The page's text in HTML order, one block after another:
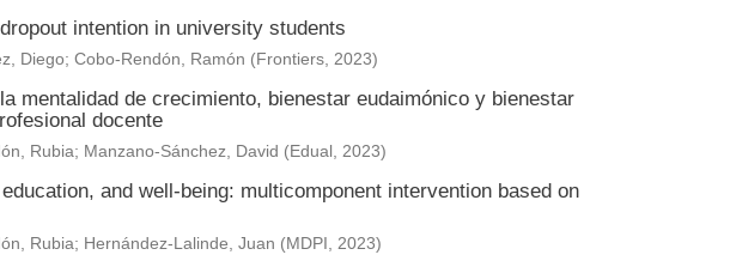
intention in university students
Diego; Cobo-Rendón, Ramón (Frontiers, 2023)
mentalidad de crecimiento, bienestar eudaimónico y bienestar
docente
Rubia; Manzano-Sánchez, David (Edual , 2023)
and well-being: multicomponent intervention based on
Rubia; Hernández-Lalinde, Juan (MDPI , 2023)